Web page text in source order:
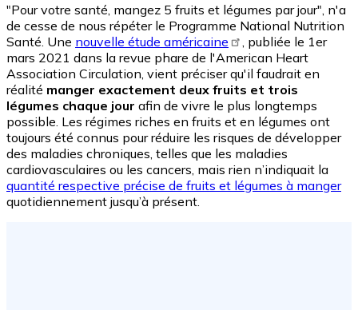
"Pour votre santé, mangez 5 fruits et légumes par jour", n'a
de cesse de nous répéter le Programme National Nutrition
Santé. Une nouvelle étude américaine
, publiée le 1er
mars 2021 dans la revue phare de l'American Heart
Association Circulation, vient préciser qu'il faudrait en
réalité manger exactement deux fruits et trois
légumes chaque jour afin de vivre le plus longtemps
possible. Les régimes riches en fruits et en légumes ont
toujours été connus pour réduire les risques de développer
des maladies chroniques, telles que les maladies
cardiovasculaires ou les cancers, mais rien n’indiquait la
quantité respective précise de fruits et légumes à manger
quotidiennement jusqu’à présent.